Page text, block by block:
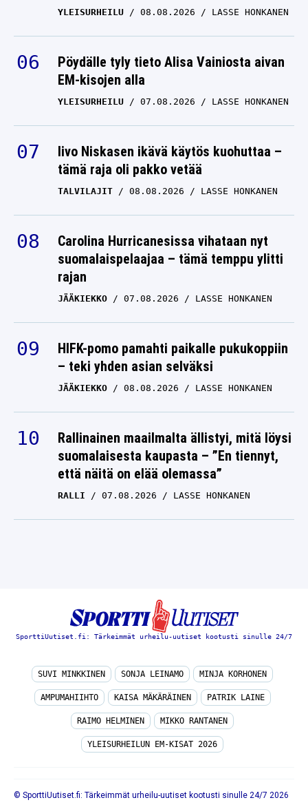
YLEISURHEILU 08.08.2026 LASSE HONKANEN
Pöydälle tyly tieto Alisa Vainiosta aivan
EM-kisojen alla
YLEISURHEILU 07.08.2026 LASSE HONKANEN
Iivo Niskasen ikävä käytös kuohuttaa –
tämä raja oli pakko vetää
TALVILAJIT 08.08.2026 LASSE HONKANEN
Carolina Hurricanesissa vihataan nyt
suomalaispelaajaa – tämä temppu ylitti
rajan
JÄÄKIEKKO 07.08.2026 LASSE HONKANEN
HIFK-pomo pamahti paikalle pukukoppiin
– teki yhden asian selväksi
JÄÄKIEKKO 08.08.2026 LASSE HONKANEN
Rallinainen maailmalta ällistyi, mitä löysi
suomalaisesta kaupasta – ”En tiennyt,
että näitä on elää olemassa”
RALLI 07.08.2026 LASSE HONKANEN
SporttiUutiset.fi: Tärkeimmät urheilu-uutiset kootusti sinulle 24/7
SUVI MINKKINEN SONJA LEINAMO MINJA KORHONEN
AMPUMAHIIHTO KAISA MÄKÄRÄINEN PATRIK LAINE
RAIMO HELMINEN MIKKO RANTANEN
YLEISURHEILUN EM-KISAT 2026
© SporttiUutiset.fi: Tärkeimmät urheilu-uutiset kootusti sinulle 24/7 2026